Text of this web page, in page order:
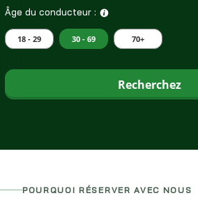
Âge du conducteur :
18 - 29 30 - 69 70+
Recherchez
POURQUOI RÉSERVER AVEC NOUS